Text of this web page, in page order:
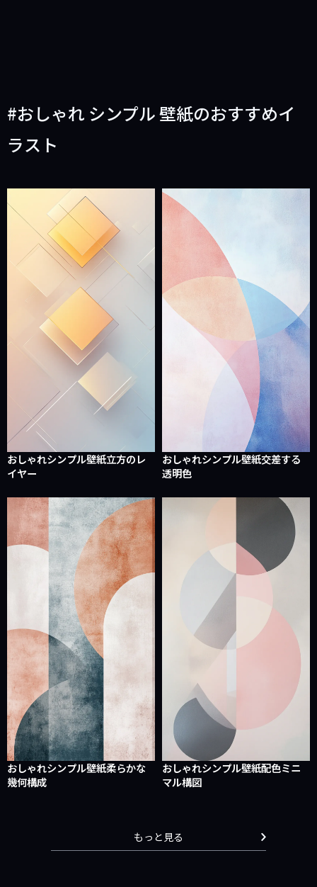
おしゃれ シンプル 壁紙のおすすめイ
ラスト
おしゃれシンプル壁紙立方のレ
イヤー
おしゃれシンプル壁紙交差する
透明色
おしゃれシンプル壁紙柔らかな
幾何構成
おしゃれシンプル壁紙配色ミニ
マル構図
もっと見る